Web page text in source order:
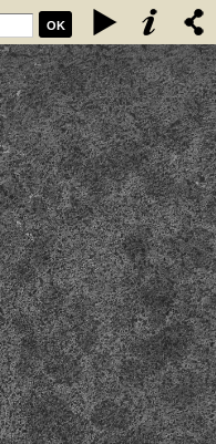
OK
sont régis &
de la ville,... de
Par messires
comte de Foix, Gaston
1494. 1495. & 1517 -